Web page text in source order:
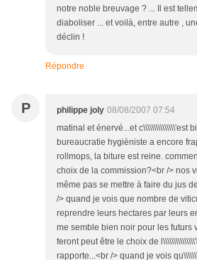
notre noble breuvage ? ... Il est
diaboliser ... et voilà, entre autre ,
déclin !
Répondre
P philippe joly 08/08/2007 07:54
matinal et énervé...et c\\\\\\\\\\\\\\\'est
bureaucratie hygièniste a encore
rollmops, la biture est reine.
choix de la commission?<br /> nos
même pas se mettre à faire du jus
/> quand je vois que nombre de
reprendre leurs hectares par leurs
me semble bien noir pour les futurs
feront peut être le choix de
rapporte...<br /> quand je vois